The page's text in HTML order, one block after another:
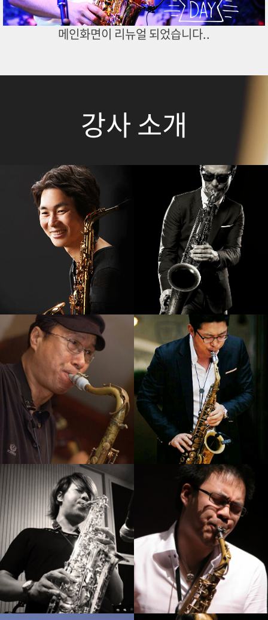
메인화면이 리뉴얼 되었습니다..
강사 소개
강기만
강의보기
정재현
강의보기
석성노
강의보기
김병우
강의보기